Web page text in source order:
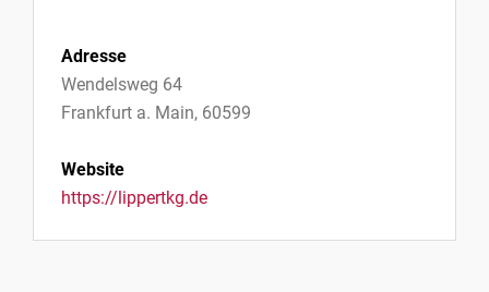
Adresse
Wendelsweg 64
Frankfurt a. Main, 60599
Website
https://lippertkg.de